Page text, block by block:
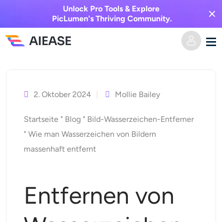
Unlock Pro Tools & Explore
PicLumen's Thriving Community.
KI-Video
Text zu Video
Bild zu Video
KI-Kuss-Generator
Videoeffekte
KI-Bild
Text zu Bild
springen
2. Oktober 2024 Mollie Bailey
Startseite " Blog " Bild-Wasserzeichen-Entferner
"Wie man Wasserzeichen von Bildern
massenhaft entfernt
Entfernen von